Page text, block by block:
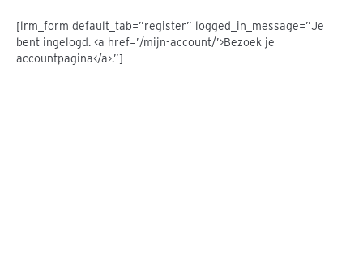
[lrm_form default_tab=”register” logged_in_message=”Je
bent ingelogd. <a href=’/mijn-account/’>Bezoek je
accountpagina</a>.”]